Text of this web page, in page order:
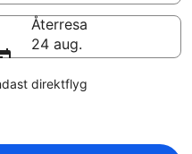
Återresa
24 aug.
direktflyg